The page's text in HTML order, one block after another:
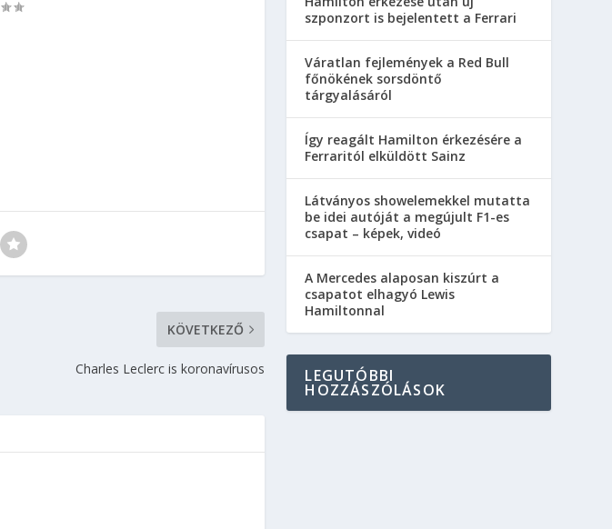
KÖVETKEZŐ
Charles Leclerc is koronavírusos
szponzort is bejelentett a Ferrari
Váratlan fejlemények a Red Bull
főnökének sorsdöntő
tárgyalásáról
Így reagált Hamilton érkezésére a
Ferraritól elküldött Sainz
Látványos showelemekkel mutatta
be idei autóját a megújult F1-es
csapat – képek, videó
A Mercedes alaposan kiszúrt a
csapatot elhagyó Lewis
Hamiltonnal
LEGUTÓBBI
HOZZÁSZÓLÁSOK